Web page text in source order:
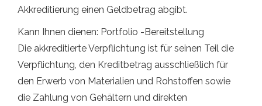
Akkreditierung einen Geldbetrag abgibt.
Kann Ihnen dienen: Portfolio -Bereitstellung
Die akkreditierte Verpflichtung ist für seinen Teil die
Verpflichtung, den Kreditbetrag ausschließlich für
den Erwerb von Materialien und Rohstoffen sowie
die Zahlung von Gehältern und direkten